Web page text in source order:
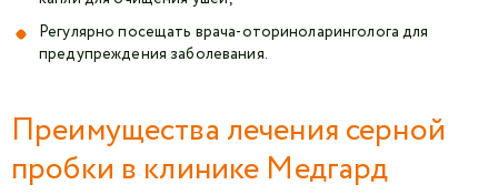
Регулярно посещать врача-оториноларинголога для
предупреждения заболевания.
Преимущества лечения серной
пробки в клинике Медгард